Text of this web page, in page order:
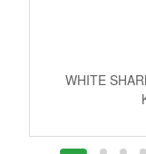
WHITE